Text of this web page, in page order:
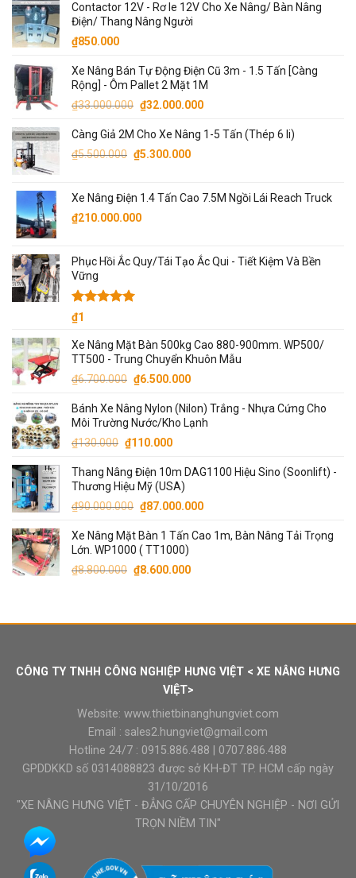
Contactor 12V - Rơ le 12V Cho Xe Nâng/ Bàn Nâng
Điện/ Thang Nâng Người
₫850.000
Xe Nâng Bán Tự Động Điện Cũ 3m - 1.5 Tấn [Càng
Rộng] - Ôm Pallet 2 Mặt 1M
₫33.000.000 Giá
là:
₫33.000.000.
₫32.000.000Giá
tại
Càng Giả 2M Cho Xe Nâng 1-5 Tấn (Thép 6 li)
₫5.500.000 Giá
₫5.500.000.
₫5.300.000Giá
là:
Xe Nâng Điện 1.4 Tấn Cao 7.5M Ngồi Lái Reach Truck
₫210.000.000
Phục Hồi Ắc Quy/Tái Tạo Ắc Qui - Tiết Kiệm Và Bền
Vững
Được xếp
hạng
5 sao
₫1
Xe Nâng Mặt Bàn 500kg Cao 880-900mm. WP500/
TT500 - Trung Chuyển Khuôn Mẫu
₫6.700.000 Giá
là:
₫6.700.000.
₫6.500.000Giá
tại
là:
Bánh Xe Nâng Nylon (Nilon) Trắng - Nhựa Cứng Cho
Môi Trường Nước/Kho Lạnh
₫130.000 Giá
là:
₫130.000.
₫110.000Giá
tại
là:
₫110.000.
Thang Nâng Điện 10m DAG1100 Hiệu Sino (Soonlift) -
Thương Hiệu Mỹ (USA)
₫90.000.000 Giá
là:
₫90.000.000.
₫87.000.000Giá
tại
Xe Nâng Mặt Bàn 1 Tấn Cao 1m, Bàn Nâng Tải Trọng
Lớn. WP1000 ( TT1000)
₫8.800.000 Giá
₫8.600.000Giá
CÔNG TY TNHH CÔNG NGHIỆP HƯNG VIỆT < XE NÂNG HƯNG
VIỆT>
Website: www.thietbinanghungviet.com
Email : sales2.hungviet@gmail.com
Hotline 24/7 : 0915.886.488
0707.886.488
GPDDKKD số 0314088823 được sở KH-ĐT TP. HCM cấp ngày
31/10/2016
"XE NÂNG HƯNG VIỆT - ĐẲNG CẤP CHUYÊN NGHIỆP - NƠI GỬI
TRỌN NIỀM TIN"